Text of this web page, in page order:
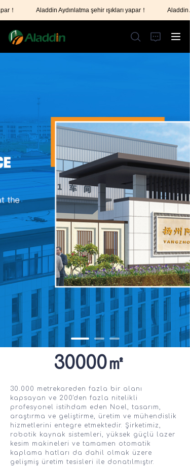
Aladdin Aydınlatma şehir ışıkları yapar！
Aladdin
Aladdin Aydınlatma şehir
30.000 metrekareden fazla bir alanı
kapsayan ve 200'den fazla nitelikli
profesyonel istihdam eden Noel, tasarım,
araştırma ve geliştirme, üretim ve mühendislik
hizmetlerini entegre etmektedir. Şirketimiz,
robotik kaynak sistemleri, yüksek güçlü lazer
kesim makineleri ve tamamen otomatik
kaplama hatları da dahil olmak üzere
gelişmiş üretim tesisleri ile donatılmıştır.
30000㎡
ÜRÜNLER
BİZİMLE İLETİŞİME GEÇİN